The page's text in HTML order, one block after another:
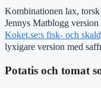
Kombinationen lax,
Jennys Matblogg
Koket.se:s fisk- och
lyxigare version med
Potatis och tomat